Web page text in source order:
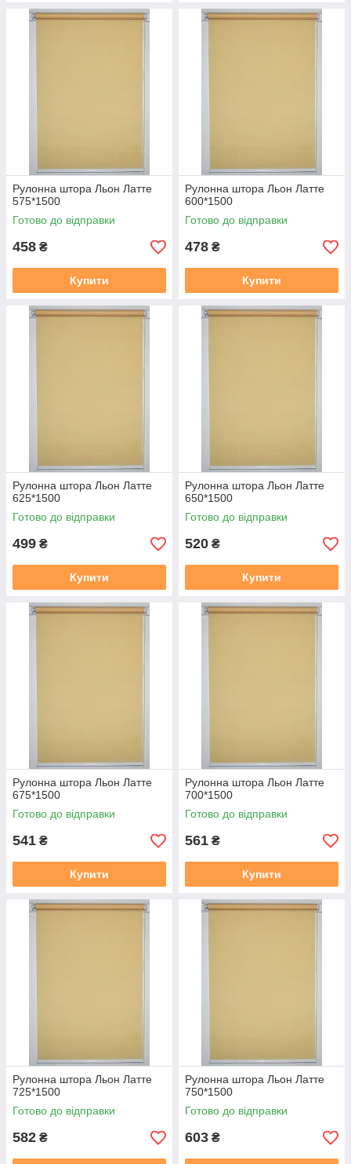
Рулонна штора Льон Латте
575*1500
Готово до відправки
458 ₴
Купити
Рулонна штора Льон Латте
600*1500
Готово до відправки
478 ₴
Купити
Рулонна штора Льон Латте
625*1500
Готово до відправки
499 ₴
Купити
Рулонна штора Льон Латте
650*1500
Готово до відправки
520 ₴
Купити
Рулонна штора Льон Латте
675*1500
Готово до відправки
541 ₴
Купити
Рулонна штора Льон Латте
700*1500
Готово до відправки
561 ₴
Купити
Рулонна штора Льон Латте
725*1500
Готово до відправки
582 ₴
Рулонна штора Льон Латте
750*1500
Готово до відправки
603 ₴